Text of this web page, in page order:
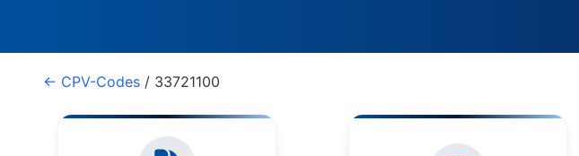
← CPV-Codes / 33721100